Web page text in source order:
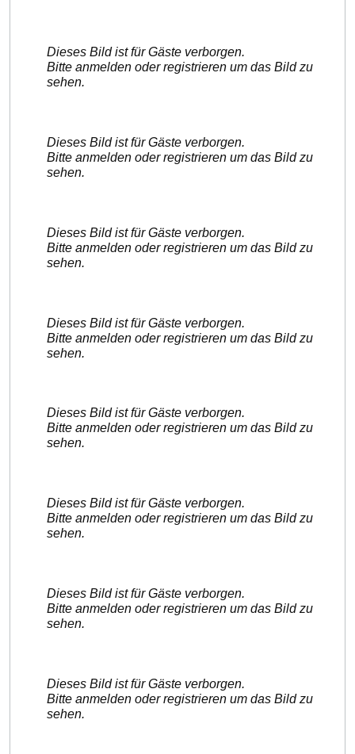
Dieses Bild ist für Gäste verborgen.
Bitte anmelden oder registrieren um das Bild zu
sehen.
Dieses Bild ist für Gäste verborgen.
Bitte anmelden oder registrieren um das Bild zu
sehen.
Dieses Bild ist für Gäste verborgen.
Bitte anmelden oder registrieren um das Bild zu
sehen.
Dieses Bild ist für Gäste verborgen.
Bitte anmelden oder registrieren um das Bild zu
sehen.
Dieses Bild ist für Gäste verborgen.
Bitte anmelden oder registrieren um das Bild zu
sehen.
Dieses Bild ist für Gäste verborgen.
Bitte anmelden oder registrieren um das Bild zu
sehen.
Dieses Bild ist für Gäste verborgen.
Bitte anmelden oder registrieren um das Bild zu
sehen.
Dieses Bild ist für Gäste verborgen.
Bitte anmelden oder registrieren um das Bild zu
sehen.